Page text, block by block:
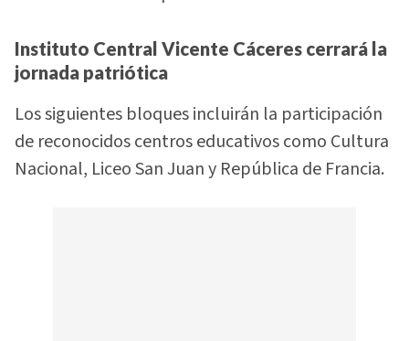
Instituto Central Vicente Cáceres cerrará la
jornada patriótica
Los siguientes bloques incluirán la participación
de reconocidos centros educativos como Cultura
Nacional, Liceo San Juan y República de Francia.